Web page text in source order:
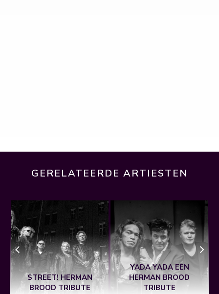
GERELATEERDE ARTIESTEN
STREET! HERMAN
BROOD TRIBUTE
YADA YADA EEN
HERMAN BROOD
TRIBUTE